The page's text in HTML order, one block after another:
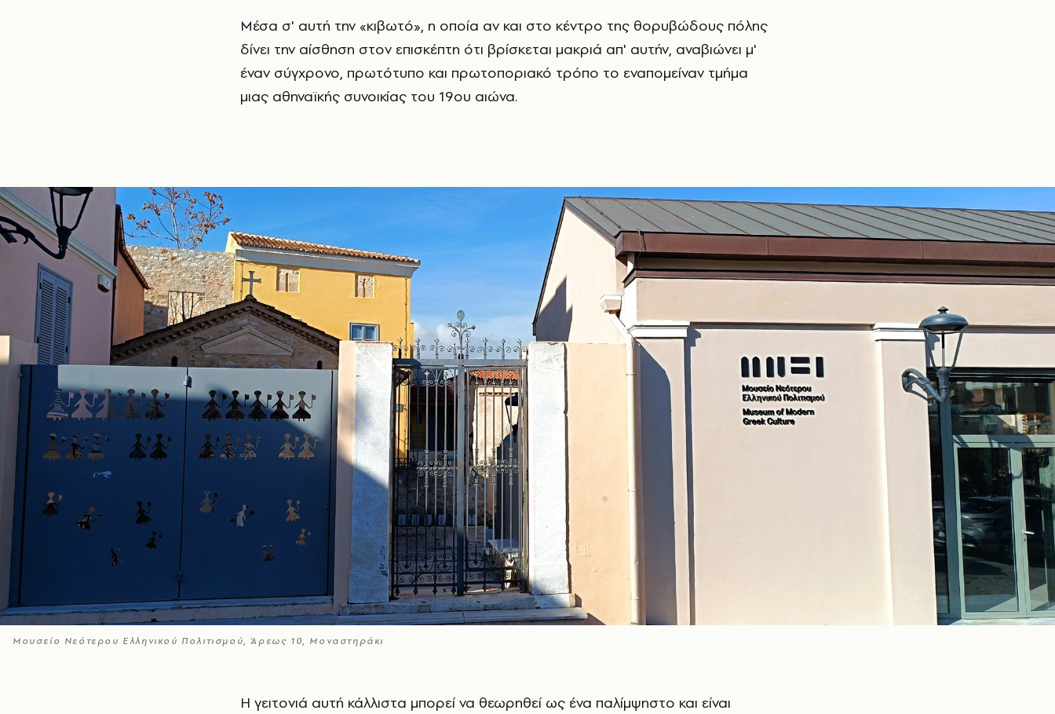
Μέσα σ' αυτή την «κιβωτό», η οποία αν και στο κέντρο της θορυβώδους πόλης
δίνει την αίσθηση στον επισκέπτη ότι βρίσκεται μακριά απ' αυτήν, αναβιώνει μ'
έναν σύγχρονο, πρωτότυπο και πρωτοποριακό τρόπο το εναπομείναν τμήμα
μιας αθηναϊκής συνοικίας του 19ου αιώνα.
Μουσείο Νεότερου Ελληνικού Πολιτισμού, Άρεως 10, Μοναστηράκι
Η γειτονιά αυτή κάλλιστα μπορεί να θεωρηθεί ως ένα παλίμψηστο και είναι